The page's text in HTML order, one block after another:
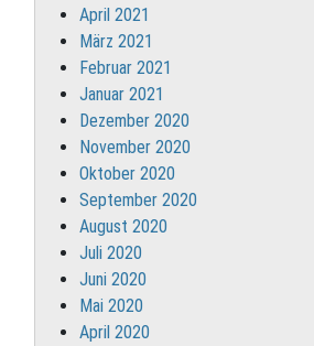
April 2021
März 2021
Februar 2021
Januar 2021
Dezember 2020
November 2020
Oktober 2020
September 2020
August 2020
Juli 2020
Juni 2020
Mai 2020
April 2020